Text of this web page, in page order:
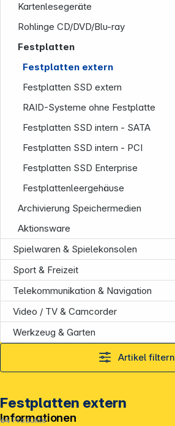
Kartenlesegeräte
Rohlinge CD/DVD/Blu-ray
Festplatten
Festplatten extern
Festplatten SSD extern
RAID-Systeme ohne Festplatte
Festplatten SSD intern - SATA
Festplatten SSD intern - PCI
Festplatten SSD Enterprise
Festplattenleergehäuse
Archivierung Speichermedien
Aktionsware
Spielwaren & Spielekonsolen
Sport & Freizeit
Telekommunikation & Navigation
Video / TV & Camcorder
Werkzeug & Garten
Artikel filtern
Festplatten extern
64Produkte
Unternehmen
Informationen